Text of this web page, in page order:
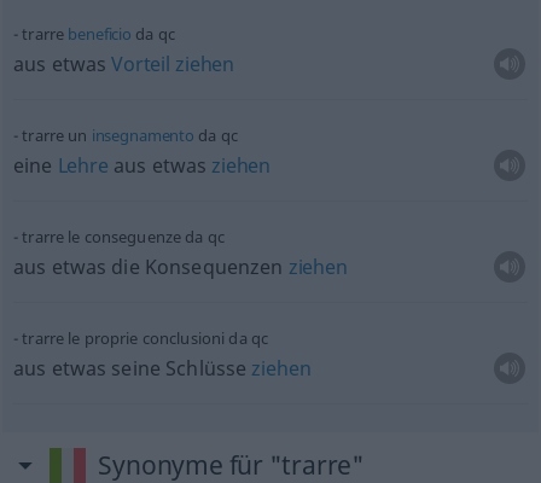
trarre beneficio da qc
aus etwas Vorteil ziehen
trarre un insegnamento da qc
eine Lehre aus etwas ziehen
trarre le conseguenze da qc
aus etwas die Konsequenzen ziehen
trarre le proprie conclusioni da qc
aus etwas seine Schlüsse ziehen
Synonyme für "trarre"